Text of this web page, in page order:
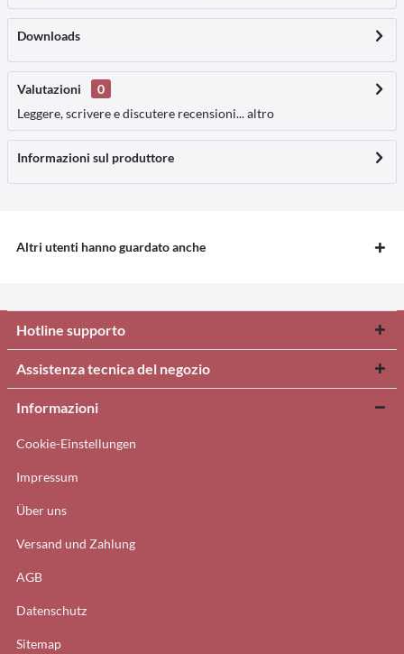
Downloads
Valutazioni
0
Leggere, scrivere e discutere recensioni...altro
Informazioni sul produttore
Altri utenti hanno guardato anche
Hotline supporto
Assistenza tecnica del negozio
Informazioni
Cookie-Einstellungen
Impressum
Über uns
Versand und Zahlung
AGB
Datenschutz
Sitemap